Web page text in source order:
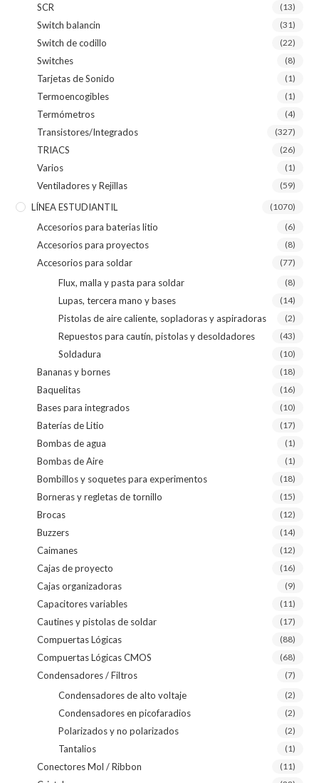
SCR (13)
Switch balancin (31)
Switch de codillo (22)
Switches (8)
Tarjetas de Sonido (1)
Termoencogibles (1)
Termómetros (4)
Transistores/Integrados (327)
TRIACS (26)
Varios (1)
Ventiladores y Rejillas (59)
LÍNEA ESTUDIANTIL (1070)
Accesorios para baterias litio (6)
Accesorios para proyectos (8)
Accesorios para soldar (77)
Flux, malla y pasta para soldar (8)
Lupas, tercera mano y bases (14)
Pistolas de aire caliente, sopladoras y aspiradoras (2)
Repuestos para cautín, pistolas y desoldadores (43)
Soldadura (10)
Bananas y bornes (18)
Baquelitas (16)
Bases para integrados (10)
Baterías de Litio (17)
Bombas de agua (1)
Bombas de Aire (1)
Bombillos y soquetes para experimentos (18)
Borneras y regletas de tornillo (15)
Brocas (12)
Buzzers (14)
Caimanes (12)
Cajas de proyecto (16)
Cajas organizadoras (9)
Capacitores variables (11)
Cautines y pistolas de soldar (17)
Compuertas Lógicas (88)
Compuertas Lógicas CMOS (68)
Condensadores / Filtros (7)
Condensadores de alto voltaje (2)
Condensadores en picofaradios (2)
Polarizados y no polarizados (2)
Tantalios (1)
Conectores Mol / Ribbon (11)